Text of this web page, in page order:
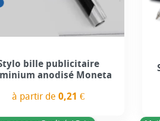
bille publicitaire
anodisé Moneta
à partir de0,21 €